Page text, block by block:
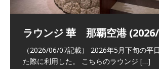
祝！日本航空・マリオットの
トナーシップによるFOP無料
テイタスマッチ
ラウンジ 華 那覇空港
（2026/06/07記載） 2026年5月下旬の平
た際に利用した。 こちらのラウンジ […]
The Coral Executive
ンナプーム国際空港国内線ラ
(2026/01)
日本航空 羽田空港国際線フ
クラスラウンジ (2026/01)
（2026/03/18記載） 2026年1月、毎年恒例
バンコクエアウェイズ スワ
ム国際空港国内線ラウンジ
（2026/03/13記載） 2026年1月上旬にバン